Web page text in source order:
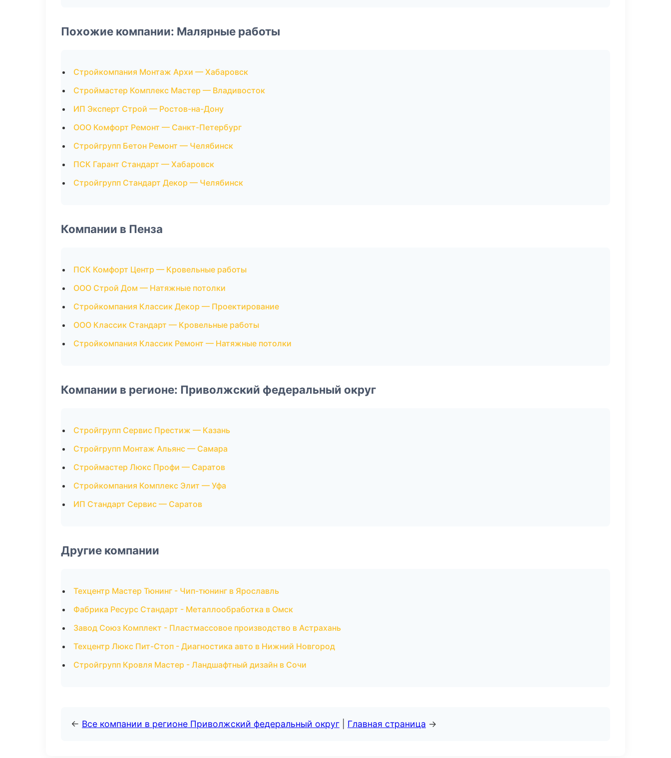
Похожие компании: Малярные работы
Стройкомпания Монтаж Архи — Хабаровск
Строймастер Комплекс Мастер — Владивосток
ИП Эксперт Строй — Ростов-на-Дону
ООО Комфорт Ремонт — Санкт-Петербург
Стройгрупп Бетон Ремонт — Челябинск
ПСК Гарант Стандарт — Хабаровск
Стройгрупп Стандарт Декор — Челябинск
Компании в Пенза
ПСК Комфорт Центр — Кровельные работы
ООО Строй Дом — Натяжные потолки
Стройкомпания Классик Декор — Проектирование
ООО Классик Стандарт — Кровельные работы
Стройкомпания Классик Ремонт — Натяжные потолки
Компании в регионе: Приволжский федеральный округ
Стройгрупп Сервис Престиж — Казань
Стройгрупп Монтаж Альянс — Самара
Строймастер Люкс Профи — Саратов
Стройкомпания Комплекс Элит — Уфа
ИП Стандарт Сервис — Саратов
Другие компании
Техцентр Мастер Тюнинг - Чип-тюнинг в Ярославль
Фабрика Ресурс Стандарт - Металлообработка в Омск
Завод Союз Комплект - Пластмассовое производство в Астрахань
Техцентр Люкс Пит-Стоп - Диагностика авто в Нижний Новгород
Стройгрупп Кровля Мастер - Ландшафтный дизайн в Сочи
← Все компании в регионе Приволжский федеральный округ Главная страница →